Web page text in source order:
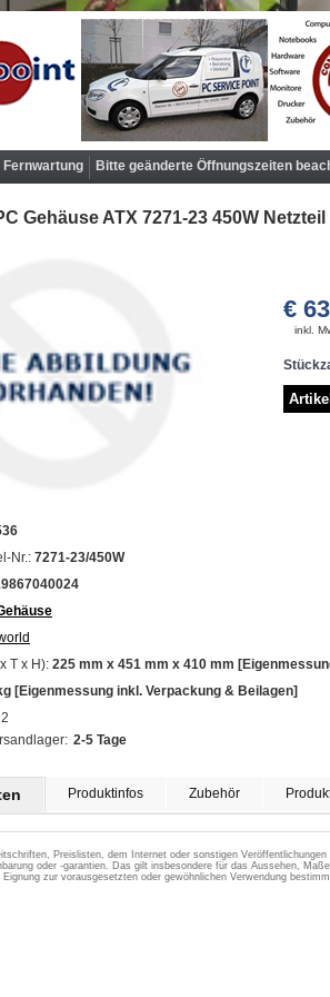
Fernwartung Bitte geänderte Öffnungszeiten
Gehäuse ATX 7271-23 450W Netzteil
Nr.: 7271-23/450W
T x H): 225 mm x 451 mm x 410 mm
[Eigenmessung inkl. Verpackung & Beilagen]
2-5 Tage
€
inkl.
Produktinfos Zubehör
Preislisten, dem Internet oder sonstigen
oder -garantien. Das gilt insbesondere für das Aussehen,
zur vorausgesetzten oder gewöhnlichen Verwendung